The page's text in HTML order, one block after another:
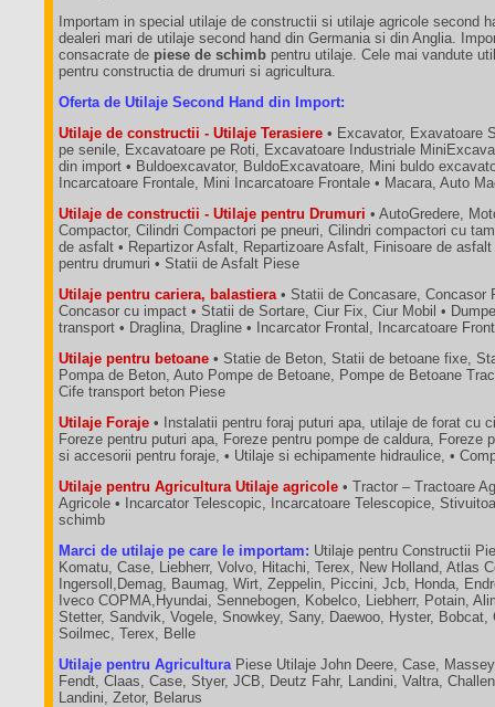
Importam in special utilaje de constructii si utilaje agricole second
dealeri mari de utilaje second hand din Germania si din Anglia.
consacrate de piese de schimb pentru utilaje. Cele mai vandute
pentru constructia de drumuri si agricultura.
Oferta de Utilaje Second Hand din Import:
Utilaje de constructii - Utilaje Terasiere • Excavator, Exavatoare
pe senile, Excavatoare pe Roti, Excavatoare Industriale
din import • Buldoexcavator, BuldoExcavatoare, Mini buldo
Incarcatoare Frontale, Mini Incarcatoare Frontale • Macara, Auto
Utilaje de constructii - Utilaje pentru Drumuri • AutoGredere,
Compactor, Cilindri Compactori pe pneuri, Cilindri compactori cu
de asfalt • Repartizor Asfalt, Repartizoare Asfalt, Finisoare de
pentru drumuri • Statii de Asfalt Piese
Utilaje pentru cariera, balastiera • Statii de Concasare, Concasor
Concasor cu impact • Statii de Sortare, Ciur Fix, Ciur Mobil •
transport • Draglina, Dragline • Incarcator Frontal, Incarcatoare
Utilaje pentru betoane • Statie de Beton, Statii de betoane fixe,
Pompa de Beton, Auto Pompe de Betoane, Pompe de Betoane
Cife transport beton Piese
Utilaje Foraje • Instalatii pentru foraj puturi apa, utilaje de forat cu
Foreze pentru puturi apa, Foreze pentru pompe de caldura, Foreze
si accesorii pentru foraje, • Utilaje si echipamente hidraulice, •
Utilaje pentru Agricultura Utilaje agricole • Tractor – Tractoare
Agricole • Incarcator Telescopic, Incarcatoare Telescopice,
schimb
Marci de utilaje pe care le importam: Utilaje pentru Constructii
Komatu, Case, Liebherr, Volvo, Hitachi, Terex, New Holland, Atlas
Ingersoll,Demag, Baumag, Wirt, Zeppelin, Piccini, Jcb, Honda,
Iveco COPMA,Hyundai, Sennebogen, Kobelco, Liebherr, Potain,
Stetter, Sandvik, Vogele, Snowkey, Sany, Daewoo, Hyster, Bobcat,
Soilmec, Terex, Belle
Utilaje pentru Agricultura Piese Utilaje John Deere, Case,
Fendt, Claas, Case, Styer, JCB, Deutz Fahr, Landini, Valtra,
Landini, Zetor, Belarus